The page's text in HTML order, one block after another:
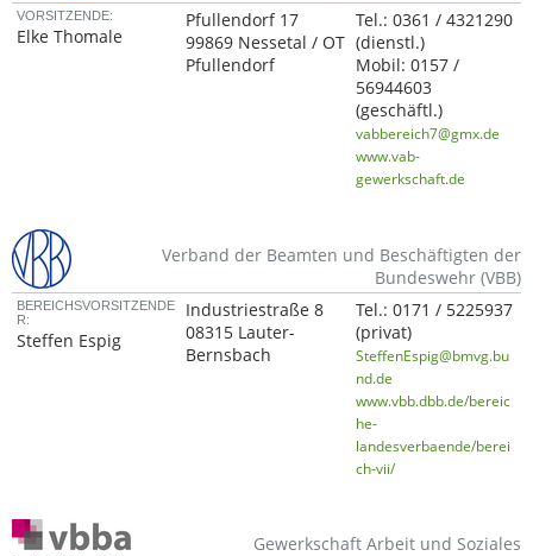
VORSITZENDE:
Elke Thomale
Pfullendorf 17
99869 Nessetal / OT
Pfullendorf
Tel.:0361 / 4321290
(dienstl.)
Mobil:0157 /
56944603
(geschäftl.)
vabbereich7@gmx.de
www.vab-
gewerkschaft.de
Verband der Beamten und Beschäftigten der
Bundeswehr (VBB)
BEREICHSVORSITZENDE
R:
Steffen Espig
Industriestraße 8
08315 Lauter-
Bernsbach
Tel.:0171 / 5225937
(privat)
SteffenEspig@bmvg.bu
nd.de
www.vbb.dbb.de/bereic
he-
landesverbaende/berei
ch-vii/
Gewerkschaft Arbeit und Soziales